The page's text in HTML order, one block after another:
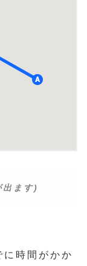
出ます)
時間がかか